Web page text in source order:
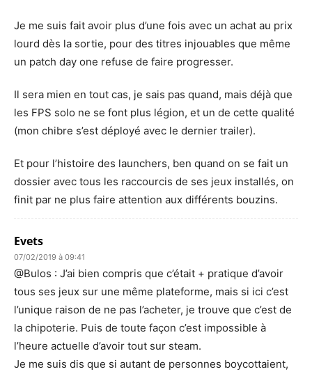
Je me suis fait avoir plus d’une fois avec un achat au prix
lourd dès la sortie, pour des titres injouables que même
un patch day one refuse de faire progresser.
Il sera mien en tout cas, je sais pas quand, mais déjà que
les FPS solo ne se font plus légion, et un de cette qualité
(mon chibre s’est déployé avec le dernier trailer).
Et pour l’histoire des launchers, ben quand on se fait un
dossier avec tous les raccourcis de ses jeux installés, on
finit par ne plus faire attention aux différents bouzins.
Evets
07/02/2019 à 09:41
@Bulos : J’ai bien compris que c’était + pratique d’avoir
tous ses jeux sur une même plateforme, mais si ici c’est
l’unique raison de ne pas l’acheter, je trouve que c’est de
la chipoterie. Puis de toute façon c’est impossible à
l’heure actuelle d’avoir tout sur steam.
Je me suis dis que si autant de personnes boycottaient,